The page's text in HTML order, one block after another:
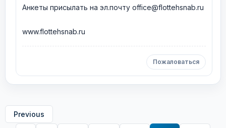
Анкеты присылать на эл.почту office@flottehsnab.ru
www.flottehsnab.ru
Пожаловаться
Previous